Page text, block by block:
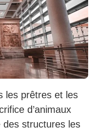
les prêtres et les
d’animaux
des structures les